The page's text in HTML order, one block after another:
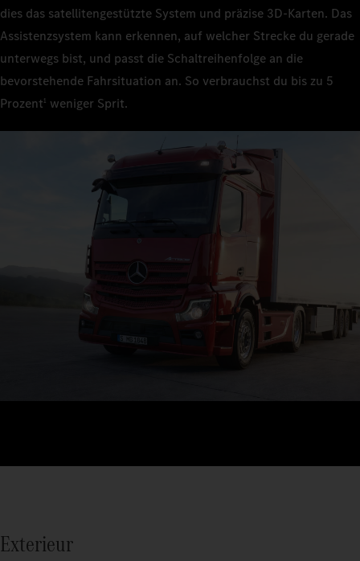
dies das satellitengestützte System und präzise 3D‑Karten. Das
Assistenzsystem kann erkennen, auf welcher Strecke du gerade
unterwegs bist, und passt die Schaltreihenfolge an die
bevorstehende Fahrsituation an. So verbrauchst du bis zu 5
Prozent1 weniger Sprit.
Exterieur